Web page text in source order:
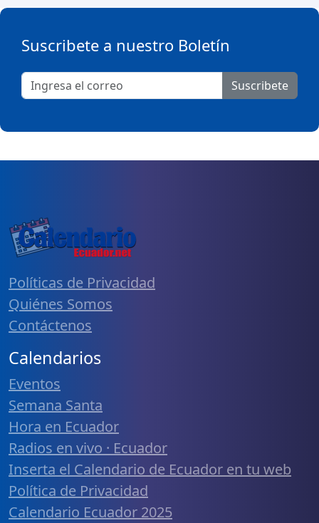
Suscribete a nuestro Boletín
Suscribete
Políticas de Privacidad
Quiénes Somos
Contáctenos
Calendarios
Eventos
Semana Santa
Hora en Ecuador
Radios en vivo · Ecuador
Inserta el Calendario de Ecuador en tu web
Política de Privacidad
Calendario Ecuador 2025